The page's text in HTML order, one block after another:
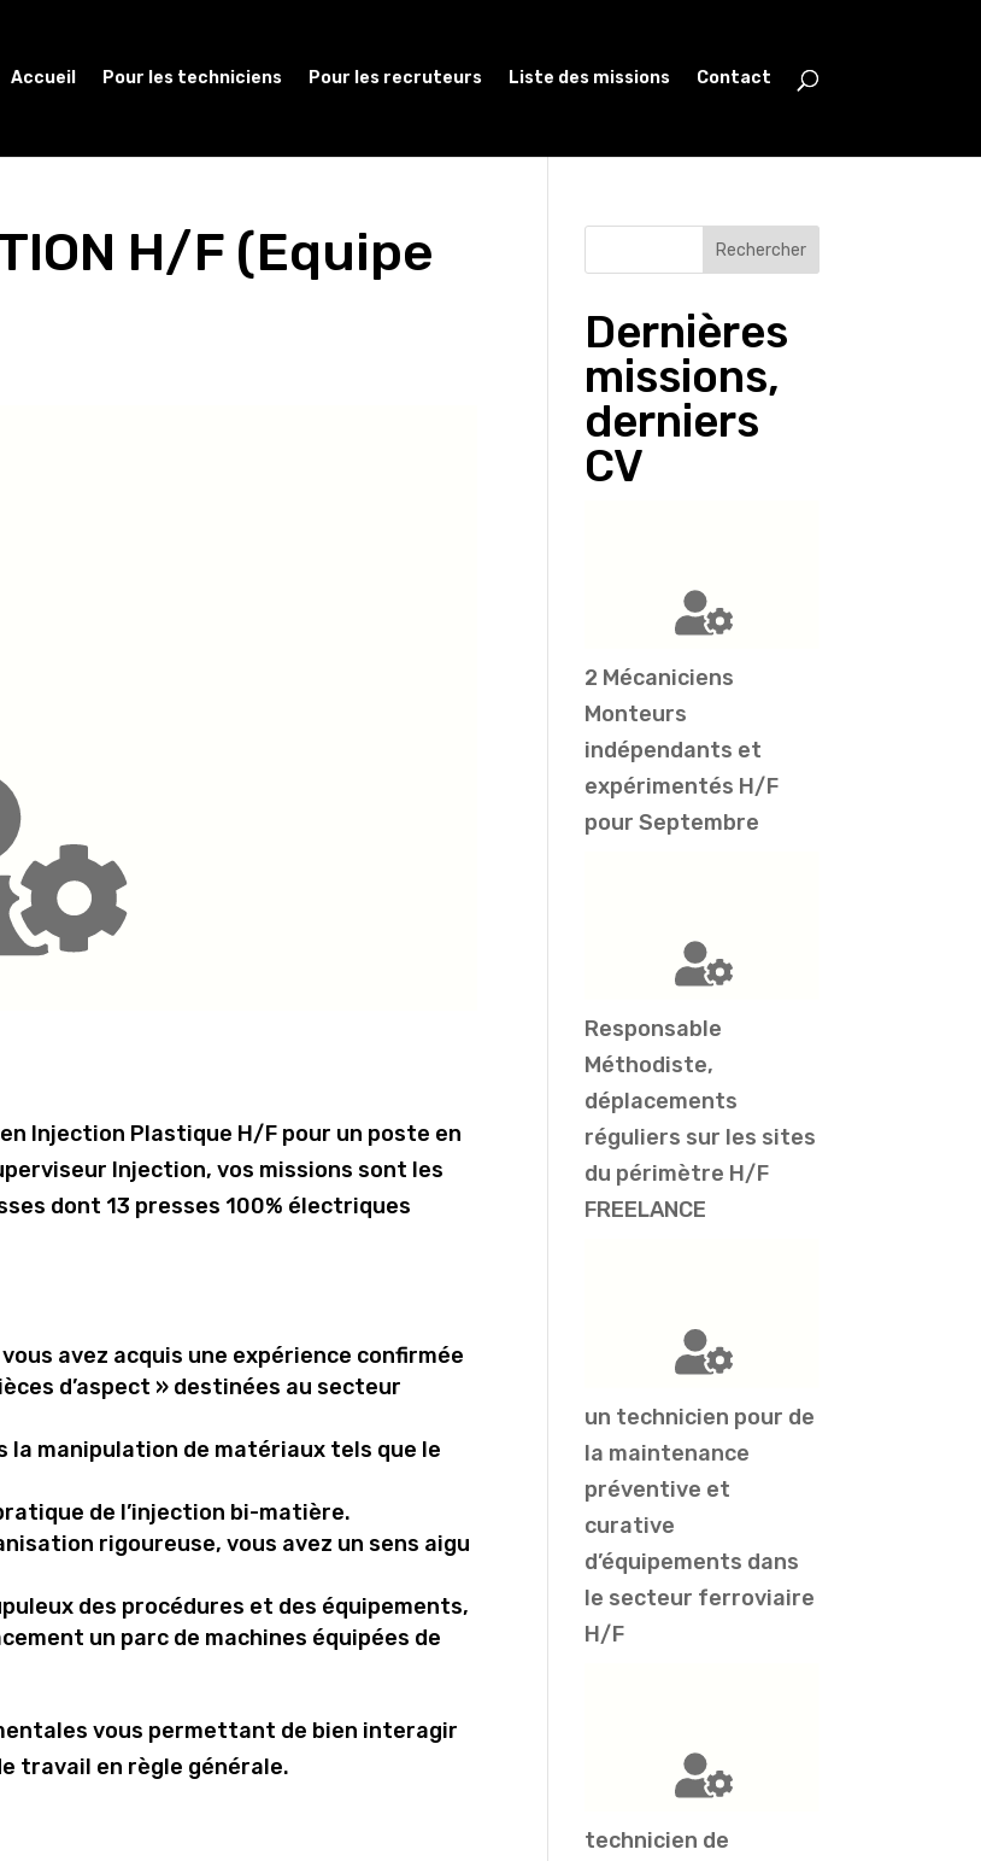
Accueil Pour les techniciens Pour les recruteurs Liste des missions Contact
H/F (Equipe
Injection Plastique H/F pour un poste en
Injection, vos missions sont les
dont 13 presses 100% électriques
avez acquis une expérience confirmée
d’aspect » destinées au secteur
la manipulation de matériaux tels que le
de l’injection bi-matière.
rigoureuse, vous avez un sens aigu
des procédures et des équipements,
un parc de machines équipées de
vous permettant de bien interagir
travail en règle générale.
Rechercher
Dernières
missions,
derniers
CV
2 Mécaniciens
Monteurs
indépendants et
expérimentés H/F
pour Septembre
Responsable
Méthodiste,
déplacements
réguliers sur les sites
du périmètre H/F
FREELANCE
un technicien pour de
la maintenance
préventive et
curative
d’équipements dans
le secteur ferroviaire
H/F
technicien de